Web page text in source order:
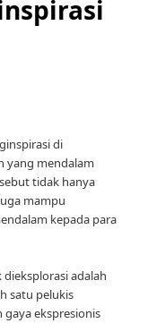
di
yang mendalam
tidak hanya
mampu
kepada para
adalah
satu pelukis
ekspresionis